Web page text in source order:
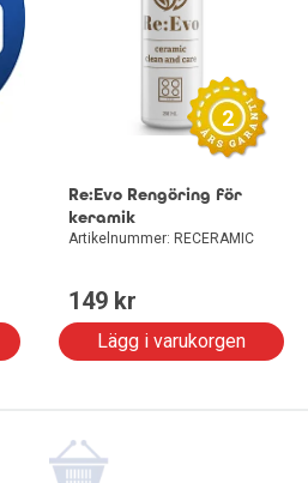
2
Re:Evo Rengöring för
keramik
Artikelnummer: RECERAMIC
149 kr
Lägg i varukorgen